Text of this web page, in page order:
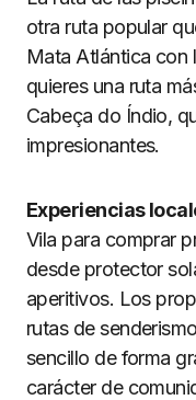
otra ruta popular
Mata Atlántica con
quieres una ruta
Cabeça do Índio,
impresionantes.
Experiencias
Vila para comprar
desde protector
aperitivos. Los
rutas de
sencillo de forma
carácter de